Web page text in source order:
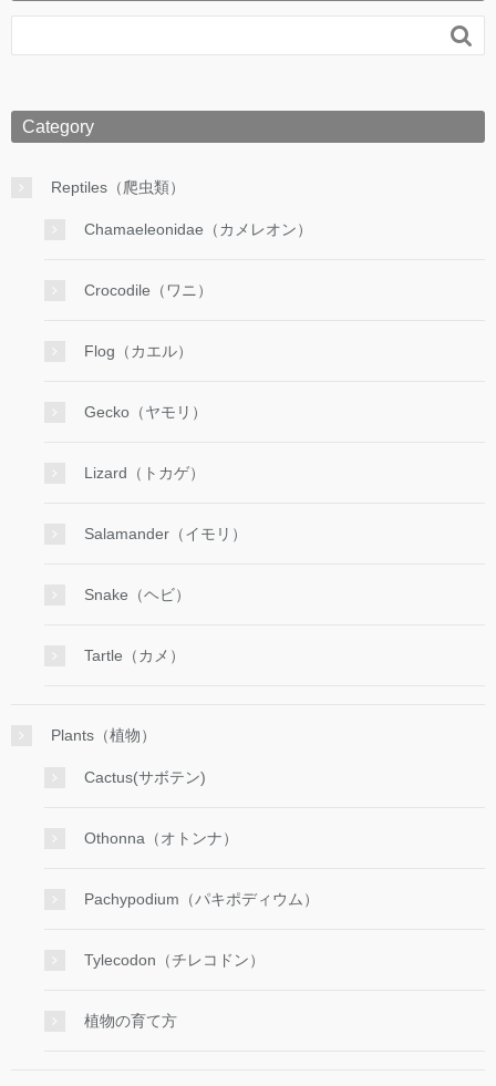

Category
Reptiles（爬虫類）
Chamaeleonidae（カメレオン）
Crocodile（ワニ）
Flog（カエル）
Gecko（ヤモリ）
Lizard（トカゲ）
Salamander（イモリ）
Snake（ヘビ）
Tartle（カメ）
Plants（植物）
Cactus(サボテン)
Othonna（オトンナ）
Pachypodium（パキポディウム）
Tylecodon（チレコドン）
植物の育て方